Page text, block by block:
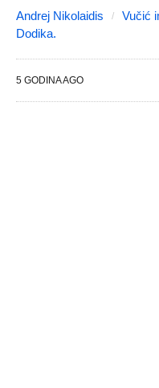
Andrej Nikolaidis
Vučić
Dodika.
5 GODINA AGO